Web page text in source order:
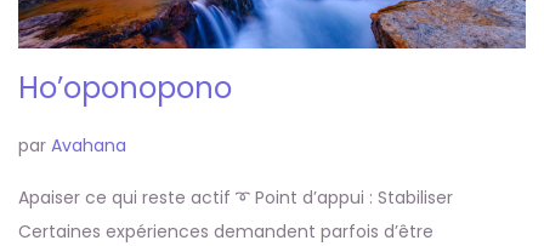
Ho’oponopono
par Avahana
Apaiser ce qui reste actif ➰ Point d’appui : Stabiliser
Certaines expériences demandent parfois d’être